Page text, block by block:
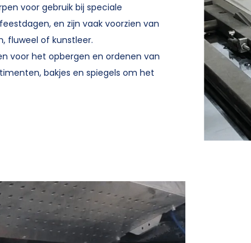
voor gebruik bij speciale
en zijn vaak voorzien van
fluweel of kunstleer.
voor het opbergen en ordenen van
bakjes en spiegels om het